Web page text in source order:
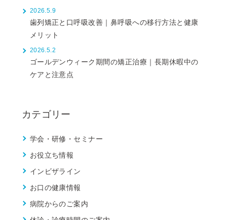
2026.5.9
歯列矯正と口呼吸改善｜鼻呼吸への移行方法と健康
メリット
2026.5.2
ゴールデンウィーク期間の矯正治療｜長期休暇中の
ケアと注意点
カテゴリー
学会・研修・セミナー
お役立ち情報
インビザライン
お口の健康情報
病院からのご案内